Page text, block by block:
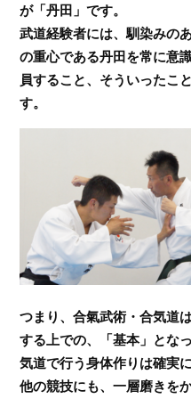
が「丹田」です。
武道経験者には、馴染みの
の重心である丹田を常に意
員すること、そういったこ
す。
つまり、合氣武術・合気道
する上での、「基本」とな
気道で行う身体作りは確実
他の競技にも、一層磨きを